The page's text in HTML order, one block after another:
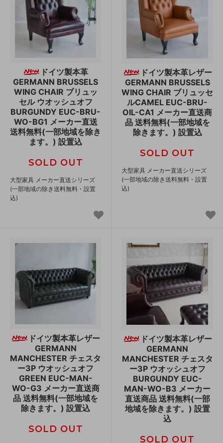
ドイツ製本革
GERMANN BRUSSELS
WING CHAIR ブリュッ
セル ウオッシュオフ
BURGUNDY EUC-BRU-
WO-BG1 メーカー直送
送料無料(一部地域を除き
ます。) 設置込
SOLD OUT
大型家具 メーカー直送シリーズ
(一部地域の除き送料無料・設置
込)
ドイツ製本革レザー
GERMANN BRUSSELS
WING CHAIR ブリュッセ
ルCAMEL EUC-BRU-
OIL-CA1 メーカー直送商
品 送料無料(一部地域を
除きます。) 設置込
SOLD OUT
大型家具 メーカー直送シリーズ
(一部地域の除き送料無料・設置
込)
ドイツ製本革レザー
GERMANN
MANCHESTER チェスタ
ー3P ウオッシュオフ
GREEN EUC-MAN-
WO-G3 メーカー直送商
品 送料無料(一部地域を
除きます。) 設置込
SOLD OUT
ドイツ製本革レザー
GERMANN
MANCHESTER チェスタ
ー3P ウオッシュオフ
BURGUNDY EUC-
MAN-WO-B3 メーカー
直送商品 送料無料(一部
地域を除きます。) 設置
込
SOLD OUT